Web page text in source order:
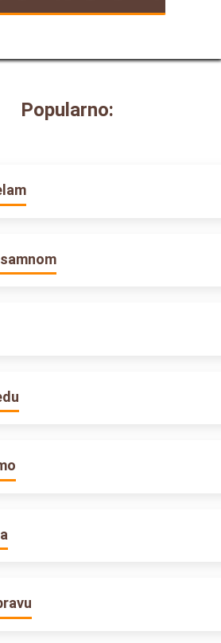
Popularno: